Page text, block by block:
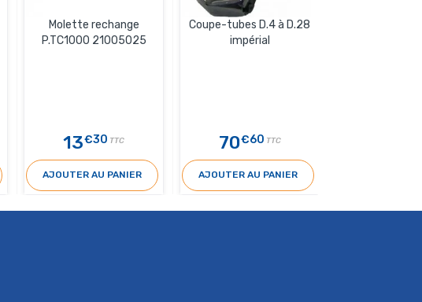
Molette rechange
P.TC1000 21005025
13€30 TTC
AJOUTER AU PANIER
Coupe-tubes D.4 à D.28
impérial
70€60 TTC
AJOUTER AU PANIER